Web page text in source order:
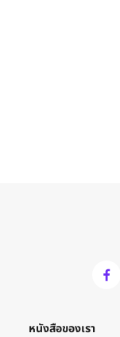
หนังสือของเรา